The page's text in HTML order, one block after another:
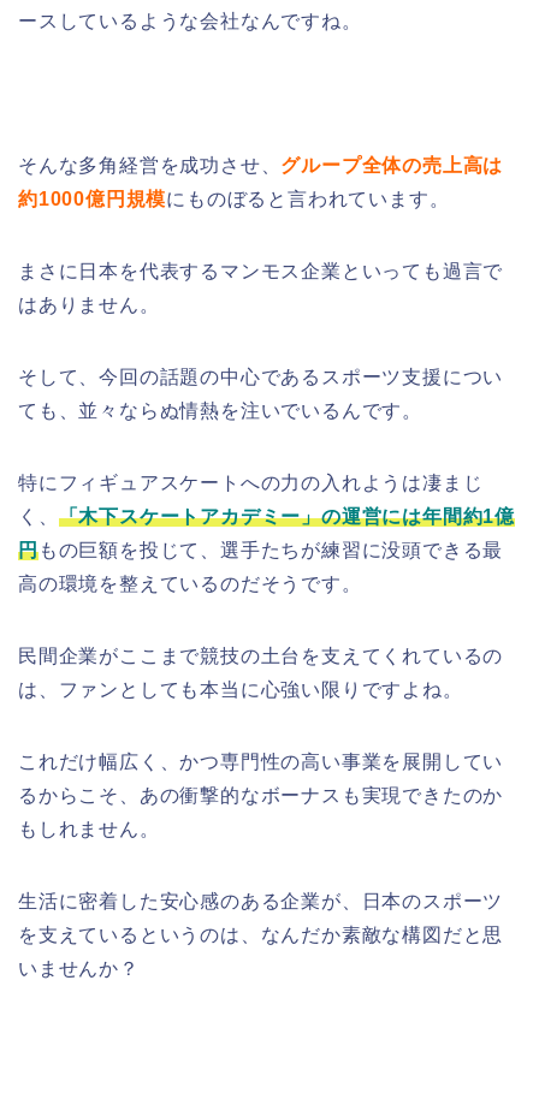
ースしているような会社なんですね。
そんな多角経営を成功させ、 グループ全体の売上高は
約1000億円規模にものぼると言われています。
まさに日本を代表するマンモス企業といっても過言で
はありません。
そして、今回の話題の中心であるスポーツ支援につい
ても、並々ならぬ情熱を注いでいるんです。
特にフィギュアスケートへの力の入れようは凄まじ
く、 「木下スケートアカデミー」の運営には年間約1億
円もの巨額を投じて、選手たちが練習に没頭できる最
高の環境を整えているのだそうです。
民間企業がここまで競技の土台を支えてくれているの
は、ファンとしても本当に心強い限りですよね。
これだけ幅広く、かつ専門性の高い事業を展開してい
るからこそ、あの衝撃的なボーナスも実現できたのか
もしれません。
生活に密着した安心感のある企業が、日本のスポーツ
を支えているというのは、なんだか素敵な構図だと思
いませんか？